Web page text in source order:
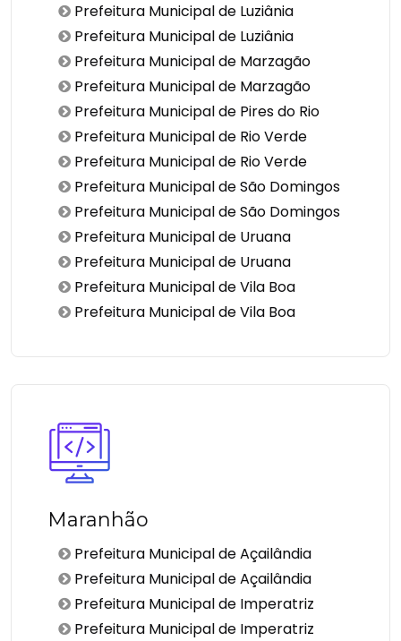
Prefeitura Municipal de Luziânia
Prefeitura Municipal de Luziânia
Prefeitura Municipal de Marzagão
Prefeitura Municipal de Marzagão
Prefeitura Municipal de Pires do Rio
Prefeitura Municipal de Rio Verde
Prefeitura Municipal de Rio Verde
Prefeitura Municipal de São Domingos
Prefeitura Municipal de São Domingos
Prefeitura Municipal de Uruana
Prefeitura Municipal de Uruana
Prefeitura Municipal de Vila Boa
Prefeitura Municipal de Vila Boa
Maranhão
Prefeitura Municipal de Açailândia
Prefeitura Municipal de Açailândia
Prefeitura Municipal de Imperatriz
Prefeitura Municipal de Imperatriz